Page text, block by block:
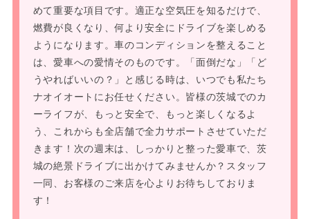
めて重要な項目です。適正な空気圧を知るだけで、
燃費が良くなり、何より安全にドライブを楽しめる
ようになります。車のコンディションを整えること
は、愛車への愛情そのものです。「面倒だな」「ど
うやればいいの？」と感じる時は、いつでも私たち
ナオイオートにお任せください。皆様の茨城でのカ
ーライフが、もっと安全で、もっと楽しくなるよ
う、これからも全店舗で全力サポートさせていただ
きます！次の週末は、しっかりと整った愛車で、茨
城の絶景ドライブに出かけてみませんか？スタッフ
一同、お客様のご来店を心よりお待ちしておりま
す！